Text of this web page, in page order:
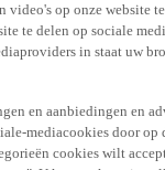
video's op onze website
te delen op sociale
in staat uw
en aanbiedingen en
mediacookies door
cookies wilt